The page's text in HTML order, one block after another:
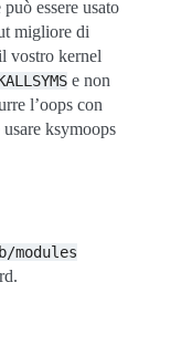
essere usato
migliore di
vostro kernel
e non
l’oops con
ksymoops
modules